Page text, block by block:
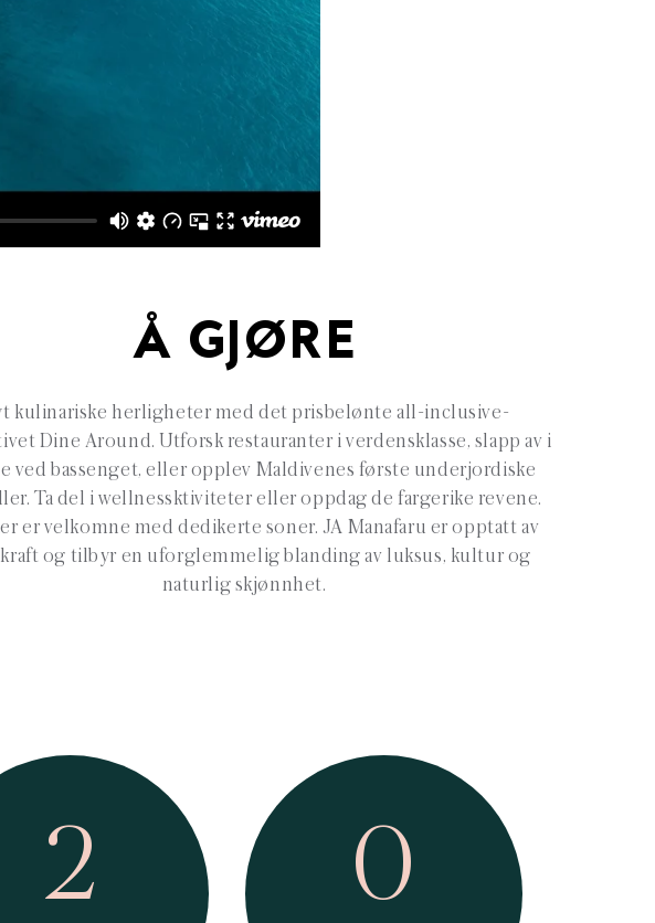
Å GJØRE
kulinariske herligheter med det prisbelønte all-inclusive-
Dine Around. Utforsk restauranter i verdensklasse, slapp av i
ved bassenget, eller opplev Maldivenes første underjordiske
Ta del i wellnessktiviteter eller oppdag de fargerike revene.
er velkomne med dedikerte soner. JA Manafaru er opptatt av
og tilbyr en uforglemmelig blanding av luksus, kultur og
naturlig skjønnhet.
2 0